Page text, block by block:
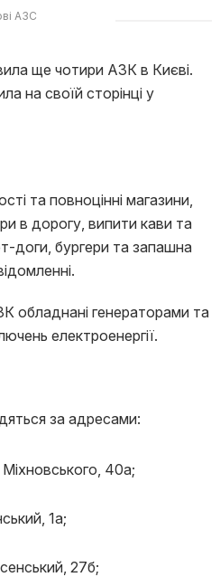
АЗС
ще чотири АЗК в Києві.
на своїй сторінці у
та повноцінні магазини,
в дорогу, випити кави та
доги, бургери та запашна
обладнані генераторами та
електроенергії.
за адресами:
40а;
1а;
27б;